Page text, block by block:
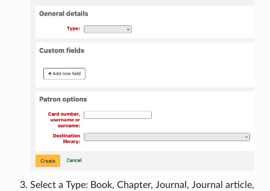
Select a Type: Book, Chapter, Journal, Journal article,